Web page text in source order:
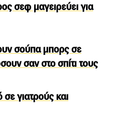
σεφ μαγειρεύει για
σούπα μπορς σε
σαν στο σπίτι τους
γιατρούς και